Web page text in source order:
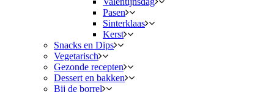
Pasen
Sinterklaas
Kerst
Snacks en Dips
Vegetarisch
Gezonde recepten
Dessert en bakken
Bij de borrel